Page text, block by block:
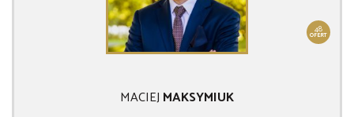
48
OFERT
MACIEJ MAKSYMIUK